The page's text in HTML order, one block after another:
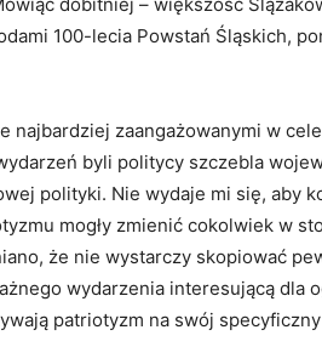
100-lecia Powstań Śląskich,
najbardziej zaangażowanymi w
byli politycy szczebla
polityki. Nie wydaje mi się, aby
mogły zmienić cokolwiek w
że nie wystarczy skopiować
wydarzenia interesującą dla
patriotyzm na swój